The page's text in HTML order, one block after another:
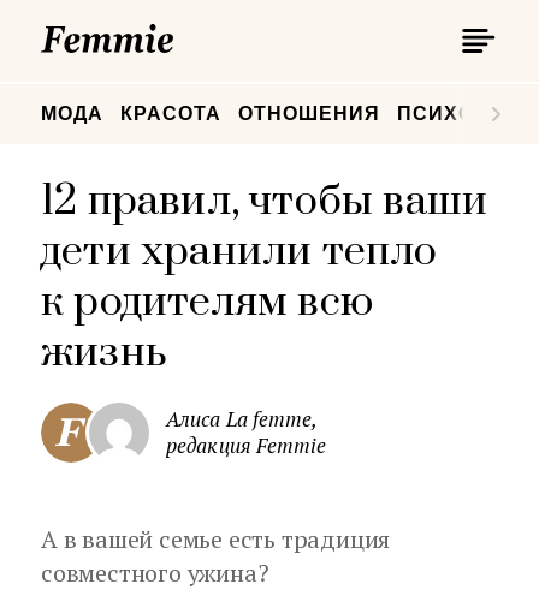
МОДА КРАСОТА ОТНОШЕНИЯ
12 правил, чтобы ваши
дети хранили тепло
к родителям всю
жизнь
Алиса La femme,
редакция Femmie
А в вашей семье есть традиция
совместного ужина?